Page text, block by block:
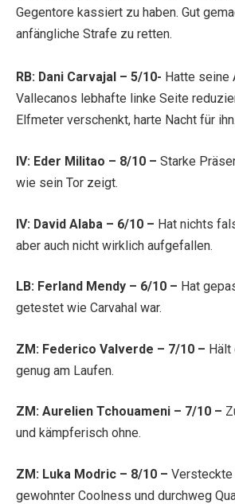
Gegentore kassiert zu haben. Gut
anfängliche Strafe zu retten.
RB: Dani Carvajal – 5/10- Hatte seine
Vallecanos lebhafte linke Seite
Elfmeter verschenkt, harte Nacht für ihn.
IV: Eder Militao – 8/10 – Starke
wie sein Tor zeigt.
IV: David Alaba – 6/10 – Hat nichts
aber auch nicht wirklich aufgefallen.
LB: Ferland Mendy – 6/10 – Hat
getestet wie Carvahal war.
ZM: Federico Valverde – 7/10 – Hält
genug am Laufen.
ZM: Aurelien Tchouameni – 7/10 –
und kämpferisch ohne.
ZM: Luka Modric – 8/10 –
gewohnter Coolness und durchweg